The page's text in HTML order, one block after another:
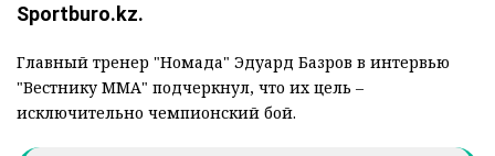
Sportburo.kz.
Главный тренер "Номада" Эдуард Базров в интервью
"Вестнику ММА" подчеркнул, что их цель –
исключительно чемпионский бой.